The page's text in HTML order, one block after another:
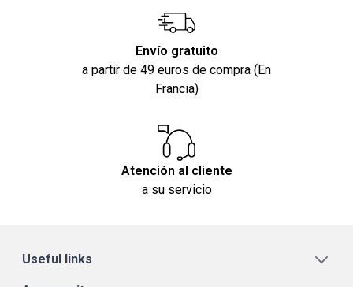
Envío gratuito
a partir de 49 euros de compra (En
Francia)
Atención al cliente
a su servicio
Useful links